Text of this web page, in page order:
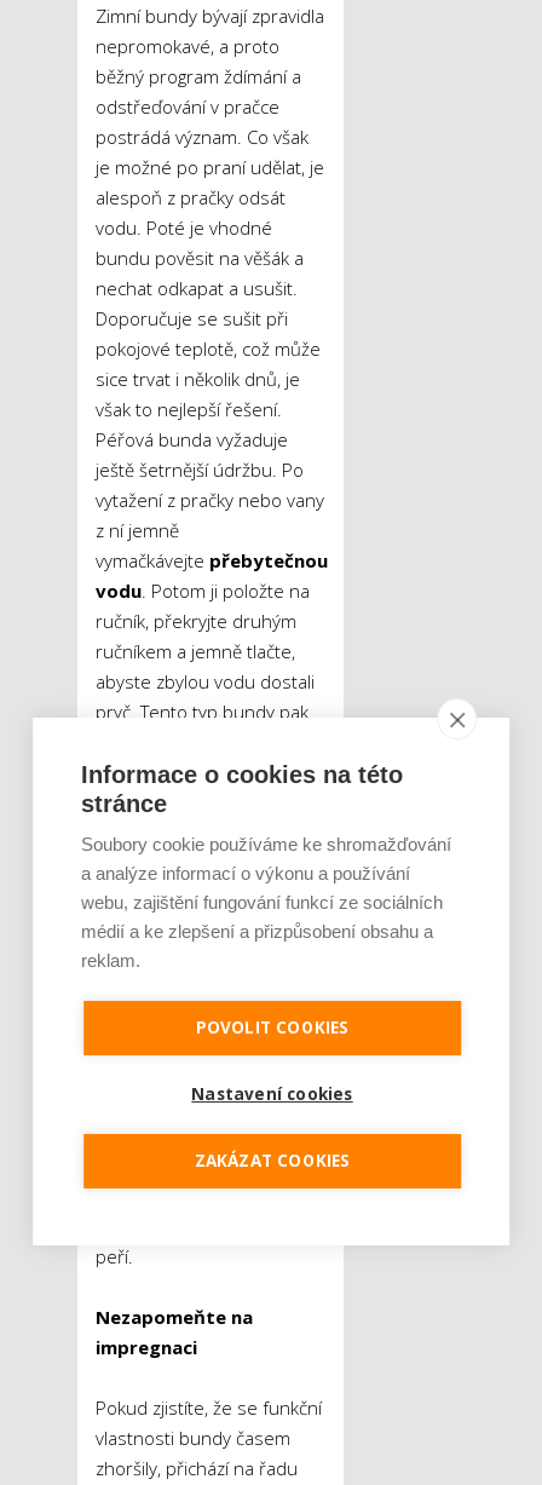
Zimní bundy bývají zpravidla
nepromokavé, a proto
běžný program ždímání a
odstřeďování v pračce
postrádá význam. Co však
je možné po praní udělat, je
alespoň z pračky odsát
vodu. Poté je vhodné
bundu pověsit na věšák a
nechat odkapat a usušit.
Doporučuje se sušit při
pokojové teplotě, což může
sice trvat i několik dnů, je
však to nejlepší řešení.
Péřová bunda vyžaduje
ještě šetrnější údržbu. Po
vytažení z pračky nebo vany
z ní jemně
vymačkávejte přebytečnou
vodu. Potom ji položte na
ručník, překryjte druhým
ručníkem a jemně tlačte,
abyste zbylou vodu dostali
pryč. Tento typ bundy pak
po dobu tří dnů, aby
nedošlo k narušení
vnitřních struktur. Během
toho ji nejméně pětkrát
denně natřásejte, aby
v bundě nevznikly
chuchvalce peří, které by
Při sušení se navíc
doporučuje vložit do
sušičky několik tenisových
míčků, které odstraní
peří.
Nezapomeňte na
impregnaci
Pokud zjistíte, že se funkční
vlastnosti bundy časem
zhoršily, přichází na řadu
Informace o cookies na této
stránce
Soubory cookie používáme ke shromažďování
a analýze informací o výkonu a používání
webu, zajištění fungování funkcí ze sociálních
médií a ke zlepšení a přizpůsobení obsahu a
reklam.
POVOLIT COOKIES
Nastavení cookies
ZAKÁZAT COOKIES